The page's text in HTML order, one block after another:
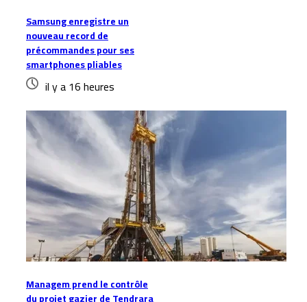
Samsung enregistre un
nouveau record de
précommandes pour ses
smartphones pliables
il y a 16 heures
Managem prend le contrôle